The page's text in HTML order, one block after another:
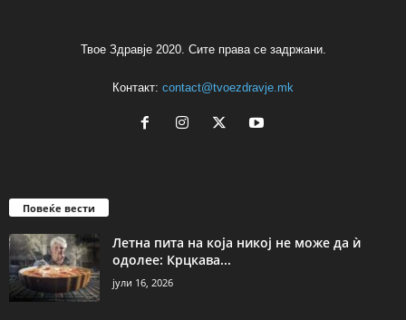
Твое Здравје 2020. Сите права се задржани.
Контакт: contact@tvoezdravje.mk
Повеќе вести
Летна пита на која никој не може да ѝ
одолее: Крцкава...
јули 16, 2026